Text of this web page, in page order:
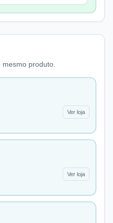
produto.
Ver loja
Ver loja